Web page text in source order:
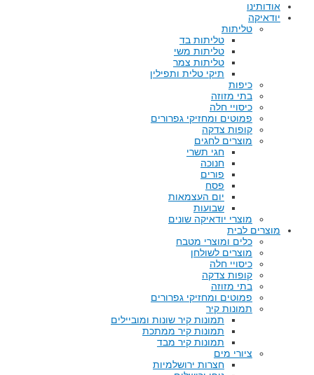
אודותינו
יודאיקה
טליתות
טליתות בד
טליתות משי
טליתות צמר
תיקי טלית ותפילין
כיפות
בתי מזוזה
כיסויי חלה
פמוטים ומחזיקי גפרורים
קופות צדקה
מוצרים לחגים
חגי תשרי
חנוכה
פורים
פסח
יום העצמאות
שבועות
מוצרי יודאיקה שונים
מוצרים לבית
כלים ומוצרי מטבח
מוצרים לשולחן
כיסויי חלה
קופות צדקה
בתי מזוזה
פמוטים ומחזיקי גפרורים
תמונות קיר
תמונות קיר שונות ומוביילים
תמונות קיר ממתכת
תמונות קיר מבד
ציורי מים
חצרות ירושלמיות